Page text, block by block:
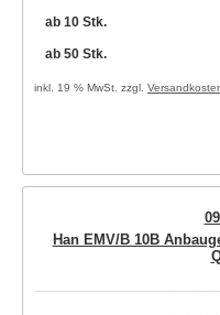
ab 10 Stk.
ab 50 Stk.
inkl. 19 % MwSt. zzgl.
Han EMV/B 10B